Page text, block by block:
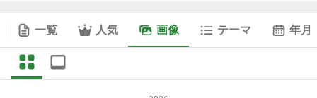
一覧 人気 画像 テーマ 年月